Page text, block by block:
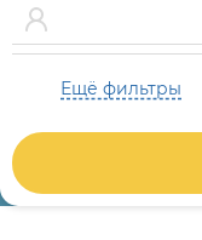
Ещё фильтры